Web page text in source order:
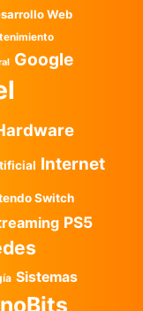
Web
Google
Internet
Switch
PS5
Sistemas